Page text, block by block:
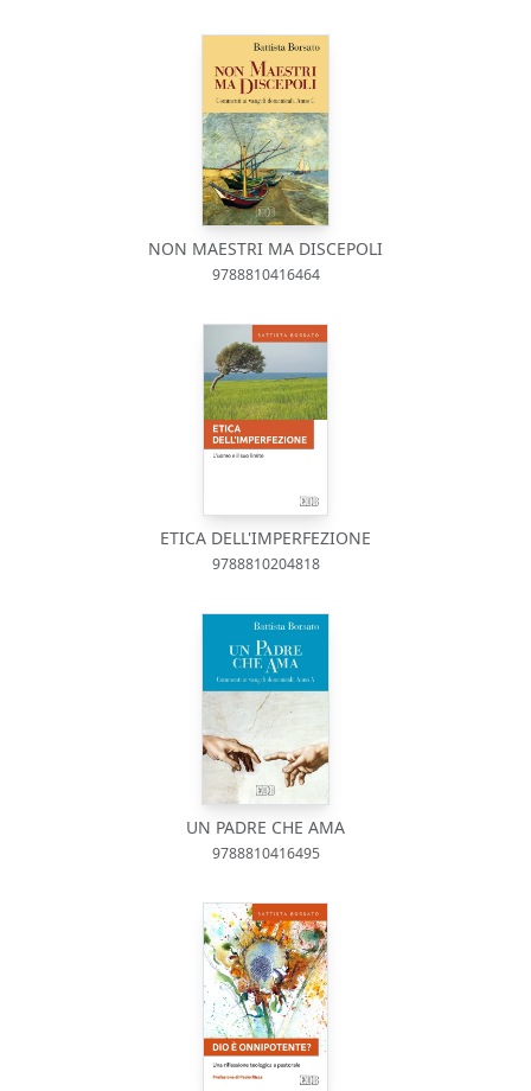
NON MAESTRI MA DISCEPOLI
9788810416464
ETICA DELL'IMPERFEZIONE
9788810204818
UN PADRE CHE AMA
9788810416495